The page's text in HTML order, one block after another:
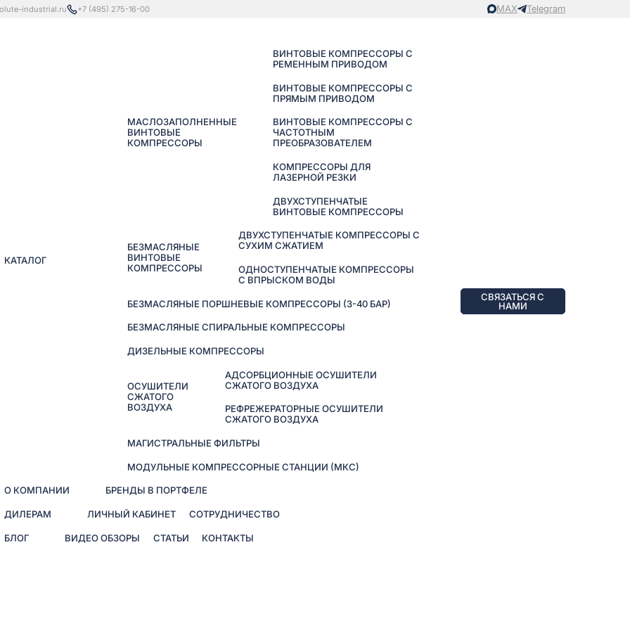
industrial.ru +7 (495) 275-16-00 MAX Telegram
КАТАЛОГ
МАСЛОЗАПОЛНЕННЫЕ
ВИНТОВЫЕ
КОМПРЕССОРЫ
ВИНТОВЫЕ КОМПРЕССОРЫ С
РЕМЕННЫМ ПРИВОДОМ
ВИНТОВЫЕ КОМПРЕССОРЫ С
ПРЯМЫМ ПРИВОДОМ
ВИНТОВЫЕ КОМПРЕССОРЫ С
ЧАСТОТНЫМ
ПРЕОБРАЗОВАТЕЛЕМ
КОМПРЕССОРЫ ДЛЯ
ЛАЗЕРНОЙ РЕЗКИ
ДВУХСТУПЕНЧАТЫЕ
ВИНТОВЫЕ КОМПРЕССОРЫ
БЕЗМАСЛЯНЫЕ
ВИНТОВЫЕ
КОМПРЕССОРЫ
ДВУХСТУПЕНЧАТЫЕ КОМПРЕССОРЫ С
СУХИМ СЖАТИЕМ
ОДНОСТУПЕНЧАТЫЕ КОМПРЕССОРЫ
С ВПРЫСКОМ ВОДЫ
БЕЗМАСЛЯНЫЕ ПОРШНЕВЫЕ КОМПРЕССОРЫ (3-40 БАР)
БЕЗМАСЛЯНЫЕ СПИРАЛЬНЫЕ КОМПРЕССОРЫ
ДИЗЕЛЬНЫЕ КОМПРЕССОРЫ
ОСУШИТЕЛИ
СЖАТОГО
ВОЗДУХА
АДСОРБЦИОННЫЕ ОСУШИТЕЛИ
СЖАТОГО ВОЗДУХА
РЕФРЕЖЕРАТОРНЫЕ ОСУШИТЕЛИ
СЖАТОГО ВОЗДУХА
МАГИСТРАЛЬНЫЕ ФИЛЬТРЫ
МОДУЛЬНЫЕ КОМПРЕССОРНЫЕ СТАНЦИИ (МКС)
О КОМПАНИИ БРЕНДЫ В ПОРТФЕЛЕ
ДИЛЕРАМ ЛИЧНЫЙ КАБИНЕТ СОТРУДНИЧЕСТВО
БЛОГ ВИДЕО ОБЗОРЫ СТАТЬИ КОНТАКТЫ
СВЯЗАТЬСЯ С
НАМИ